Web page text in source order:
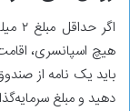
اگر
هیچ اسپانسری،
باید یک نامه از
دهید و مبلغ